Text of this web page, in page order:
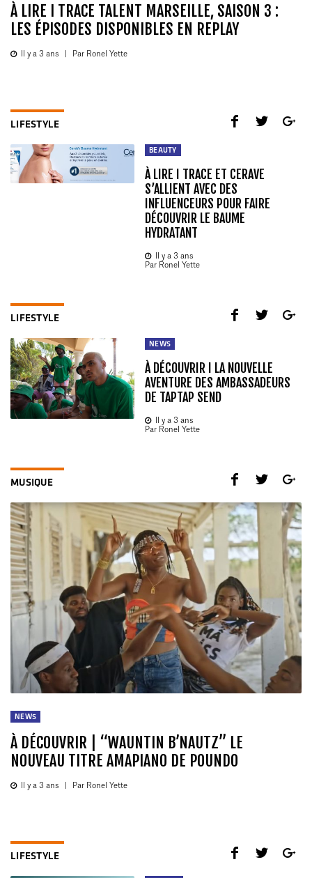
À LIRE I TRACE TALENT MARSEILLE, SAISON 3 :
LES ÉPISODES DISPONIBLES EN REPLAY
Il y a 3 ans Par Ronel Yette
LIFESTYLE
BEAUTY
À LIRE I TRACE ET CERAVE
S’ALLIENT AVEC DES
INFLUENCEURS POUR FAIRE
DÉCOUVRIR LE BAUME
HYDRATANT
Il y a 3 ans
Par Ronel Yette
LIFESTYLE
NEWS
À DÉCOUVRIR I LA NOUVELLE
AVENTURE DES AMBASSADEURS
DE TAPTAP SEND
Il y a 3 ans
Par Ronel Yette
MUSIQUE
NEWS
À DÉCOUVRIR | “WAUNTIN B’NAUTZ” LE
NOUVEAU TITRE AMAPIANO DE POUNDO
Il y a 3 ans Par Ronel Yette
LIFESTYLE